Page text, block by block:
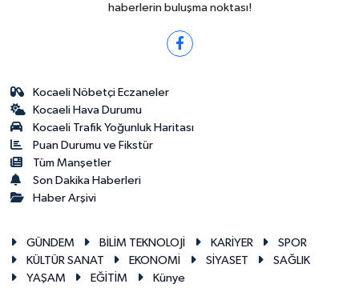
haberlerin buluşma noktası!
Kocaeli Nöbetçi Eczaneler
Kocaeli Hava Durumu
Kocaeli Trafik Yoğunluk Haritası
Puan Durumu ve Fikstür
Tüm Manşetler
Son Dakika Haberleri
Haber Arşivi
GÜNDEM BİLİM TEKNOLOJİ KARİYER
SPOR
KÜLTÜR SANAT
EKONOMİ SİYASET
SAĞLIK
YAŞAM
EĞİTİM Künye